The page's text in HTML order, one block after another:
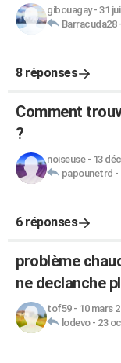
gibouagay- 31
Barracuda28-
8 réponses
Comment
?
noiseuse- 13
papounetrd -
6 réponses
problème
ne declanche
tof59- 10 mars
lodevo- 23